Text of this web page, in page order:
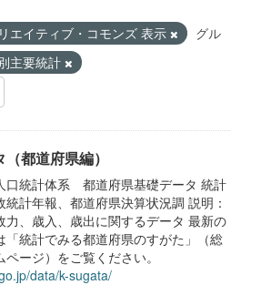
エイティブ・コモンズ 表示
グル
主要統計
都道府県編）
口統計体系 都道府県基礎データ 統計
計年報、都道府県決算状況調 説明：
力、歳入、歳出に関するデータ 最新の
「統計でみる都道府県のすがた」（総
ージ）をご覧ください。
data/k-sugata/